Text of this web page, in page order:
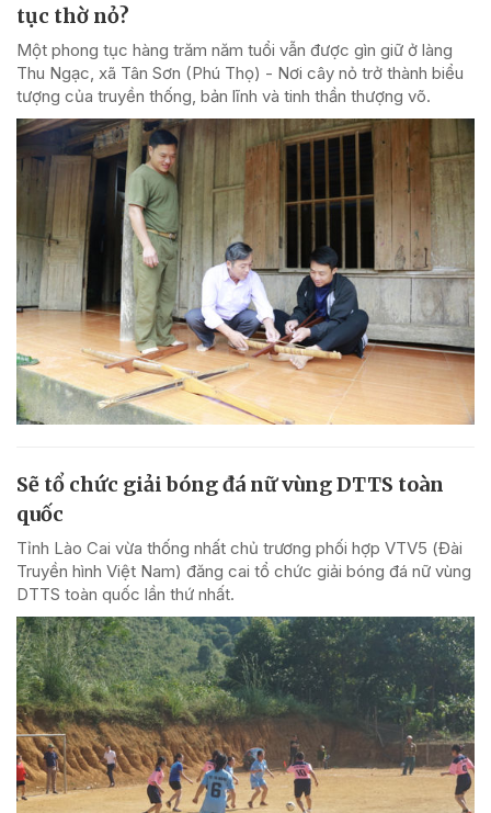
tục thờ nỏ?
Một phong tục hàng trăm năm tuổi vẫn được gìn giữ ở làng
Thu Ngạc, xã Tân Sơn (Phú Thọ) - Nơi cây nỏ trở thành biểu
tượng của truyền thống, bản lĩnh và tinh thần thượng võ.
Sẽ tổ chức giải bóng đá nữ vùng DTTS toàn
quốc
Tỉnh Lào Cai vừa thống nhất chủ trương phối hợp VTV5 (Đài
Truyền hình Việt Nam) đăng cai tổ chức giải bóng đá nữ vùng
DTTS toàn quốc lần thứ nhất.